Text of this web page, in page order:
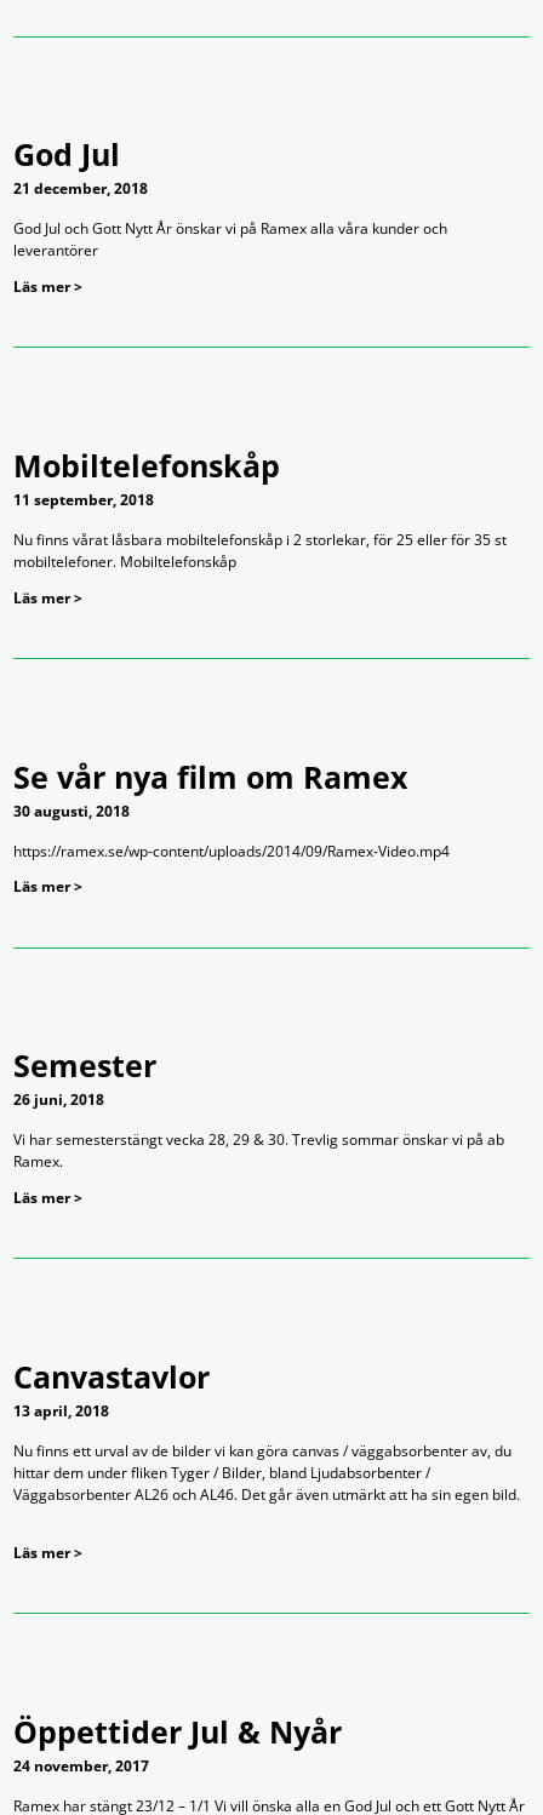
God Jul
21 december, 2018
God Jul och Gott Nytt År önskar vi på Ramex alla våra kunder och
leverantörer
Läs mer >
Mobiltelefonskåp
11 september, 2018
Nu finns vårat låsbara mobiltelefonskåp i 2 storlekar, för 25 eller för 35 st
mobiltelefoner. Mobiltelefonskåp
Läs mer >
Se vår nya film om Ramex
30 augusti, 2018
https://ramex.se/wp-content/uploads/2014/09/Ramex-Video.mp4
Läs mer >
Semester
26 juni, 2018
Vi har semesterstängt vecka 28, 29 & 30. Trevlig sommar önskar vi på ab
Ramex.
Läs mer >
Canvastavlor
13 april, 2018
Nu finns ett urval av de bilder vi kan göra canvas / väggabsorbenter av, du
hittar dem under fliken Tyger / Bilder, bland Ljudabsorbenter /
Väggabsorbenter AL26 och AL46. Det går även utmärkt att ha sin egen bild.
Läs mer >
Öppettider Jul & Nyår
24 november, 2017
Ramex har stängt 23/12 – 1/1 Vi vill önska alla en God Jul och ett Gott Nytt År